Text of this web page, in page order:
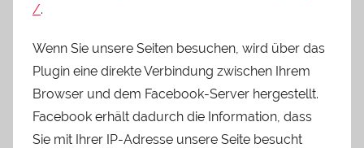
/.
Wenn Sie unsere Seiten besuchen, wird über das
Plugin eine direkte Verbindung zwischen Ihrem
Browser und dem Facebook-Server hergestellt.
Facebook erhält dadurch die Information, dass
Sie mit Ihrer IP-Adresse unsere Seite besucht